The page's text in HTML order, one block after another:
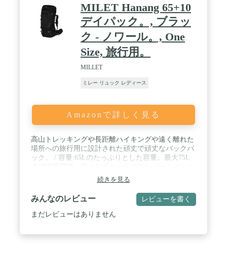
MILET Hanang 65+10
デイパック。, ブラッ
ク - ノワール。, One
Size, 旅行用。
MILLET
ミレー リュック レディース
Amazonで詳しく見る
高山トレッキングや長距離ハイキングや遠く離れた
場所への旅行用に設計された頑丈で頑丈なバックパ
ック。 / 容量:65Lのたっぷりとした容量。最大75L
に分配して最適な整理に。フラップは個別のバッグ
に変換可能。 / 実用性:中身に素早くアクセスできる
ケース開口部、負荷に依存する圧縮のための調節可
能なストラップ、クイックアックスとスピードポー
ルポールとアイスアックスホルダーを統合。 / 快適
続きを見る
みんなのレビュー レビューを書く
まだレビューはありません